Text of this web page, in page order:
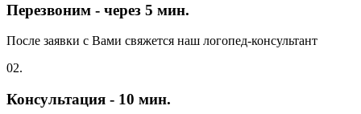
Перезвоним - через 5 мин.
После заявки с Вами свяжется наш логопед-консультант
02.
Консультация - 10 мин.